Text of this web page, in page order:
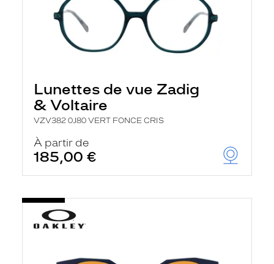
Lunettes de vue Zadig
& Voltaire
VZV382 0J80 VERT FONCE CRIS
À partir de
185,00 €